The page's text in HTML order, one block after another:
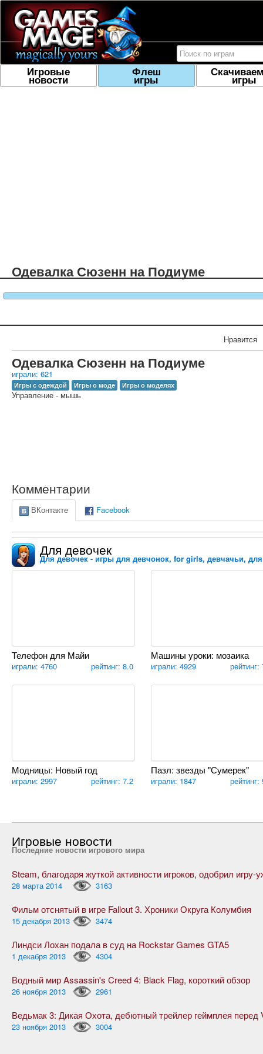
Игровые
новости
Флеш
игры игры
Одевалка Сюзенн на Подиуме
Нравится
Одевалка Сюзенн на Подиуме
играли: 621
Игры с одеждой Игры о моде Игры о моделях
Управление - мышь
Комментарии
ВКонтакте Facebook
Для девочек
Для девочек - игры для девчонок, for girls, девчачьи,
Телефон для Майи
играли: 4760 рейтинг: 8.0
Машины уроки: мозаика
играли: 4929 рейтинг:
Модницы: Новый год
играли: 2997 рейтинг: 7.2
Пазл: звезды "Сумерек"
играли: 1847 рейтинг:
Игровые новости
Последние новости игрового мира
28 марта 2014 3163
Фильм отснятый в игре Fallout 3. Хроники Округа Колумбия
15 декабря 2013 3474
Линдси Лохан подала в суд на Rockstar Games GTA5
1 декабря 2013 4304
Водный мир Assassin's Creed 4: Black Flag, короткий обзор
26 ноября 2013 2961
23 ноября 2013 3004